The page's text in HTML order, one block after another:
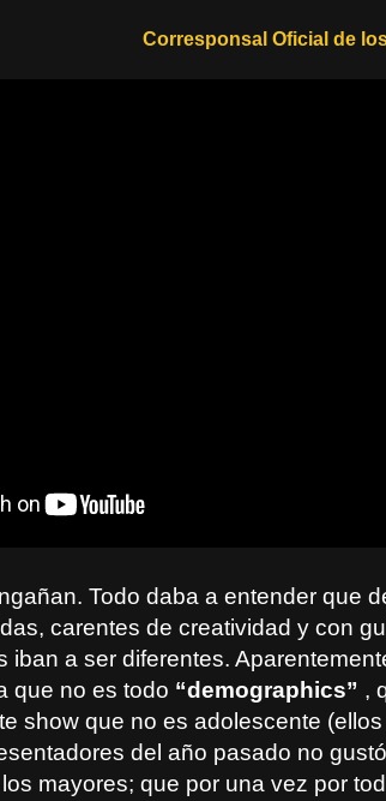
Corresponsal Oficial de
Todo daba a entender que
carentes de creatividad y con
iban a ser diferentes.
que no es todo “demographics” ,
show que no es adolescente
del año pasado no
mayores; que por una vez por